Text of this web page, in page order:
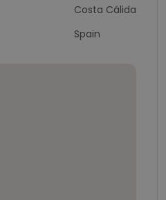
Costa Cálida
Spain